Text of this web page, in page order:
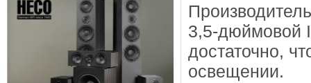
3,5-дюймовой
достаточно,
освещении.